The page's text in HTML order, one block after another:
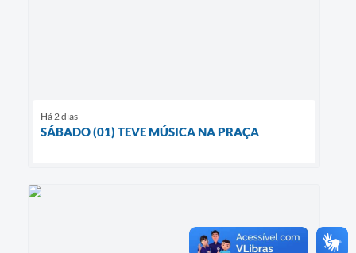
Há 2 dias
SÁBADO (01) TEVE MÚSICA NA PRAÇA